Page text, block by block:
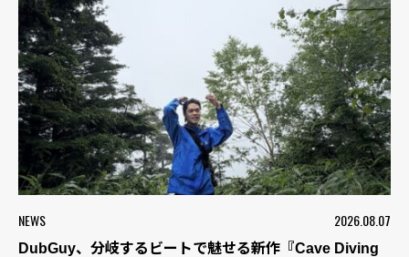
NEWS 2026.08.07
DubGuy、分岐するビートで魅せる新作『Cave Diving